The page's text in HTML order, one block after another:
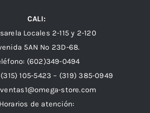
CALI:
Locales 2-115 y 2-120
5AN Nº 23D-68.
(602)349-0494
(315) 105-5423 – (319) 385-0949
ventas1@omega-store.com
Horarios de atención: